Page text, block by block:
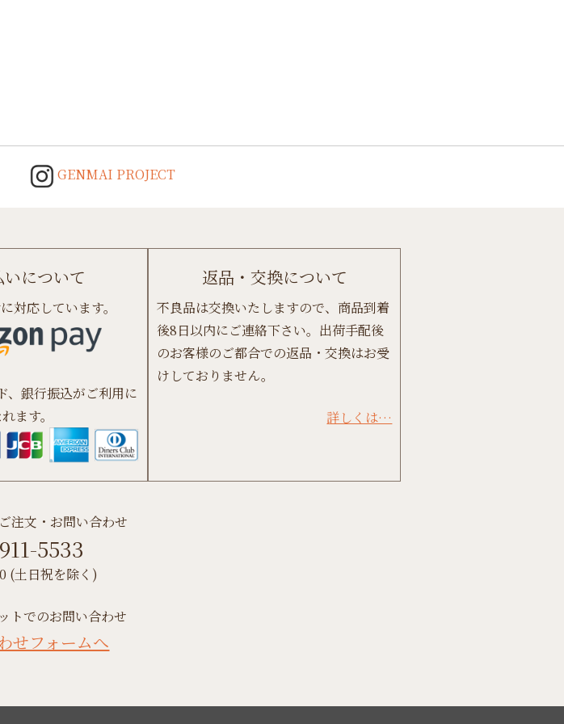
GENMAI PROJECT
について
対応しています。
、銀行振込がご利用に
ます。
返品・交換について
不良品は交換いたしますので、商品到着
後8日以内にご連絡下さい。出荷手配後
のお客様のご都合での返品・交換はお受
けしておりません。
詳しくは…
注文・お問い合わせ
5533
(土日祝を除く)
トでのお問い合わせ
せフォームへ